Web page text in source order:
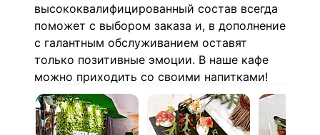
высококвалифицированный состав всегда
поможет с выбором заказа и, в дополнение
с галантным обслуживанием оставят
только позитивные эмоции. В наше кафе
можно приходить со своими напитками!